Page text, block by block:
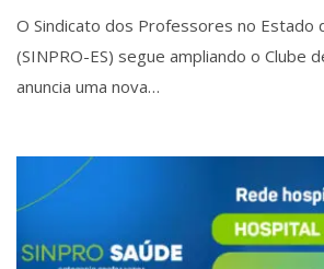
O Sindicato dos Professores no Estado
(SINPRO-ES) segue ampliando o Clube
anuncia uma nova…